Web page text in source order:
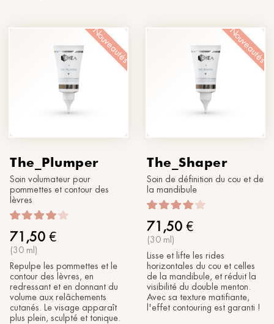
Nouveautés
The_Plumper
Soin volumateur pour
pommettes et contour des
lèvres
71,50 €
(30 ml)
Repulpe les pommettes et le
contour des lèvres, en
redressant et en donnant du
volume aux relâchements
cutanés. Le visage apparaît
plus plein, sculpté et tonique.
Nouveautés
The_Shaper
Soin de définition du cou et de
la mandibule
71,50 €
(30 ml)
Lisse et lifte les rides
horizontales du cou et celles
de la mandibule, et réduit la
visibilité du double menton.
Avec sa texture matifiante,
l'effet contouring est garanti !